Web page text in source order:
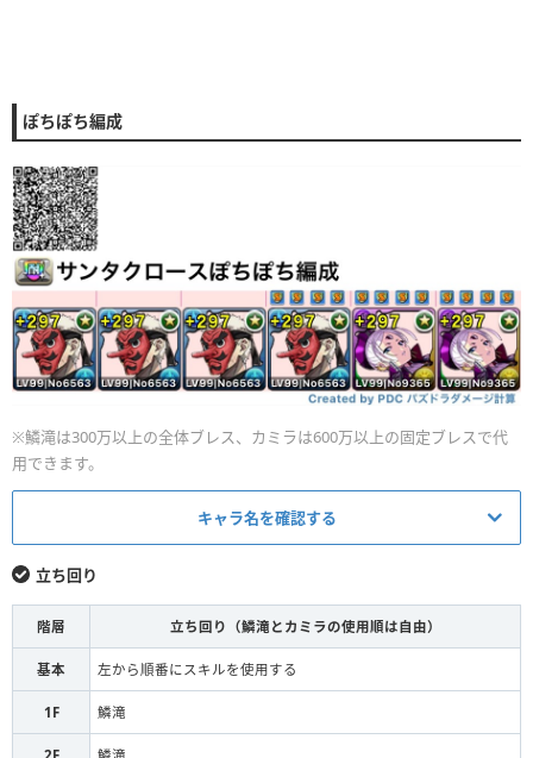
ぽちぽち編成
※鱗滝は300万以上の全体ブレス、カミラは600万以上の固定ブレスで代
用できます。
キャラ名を確認する
S 鱗滝左近次
鱗滝左近次
立ち回り
階層 立ち回り（鱗滝とカミラの使用順は自由）
基本 左から順番にスキルを使用する
1F 鱗滝